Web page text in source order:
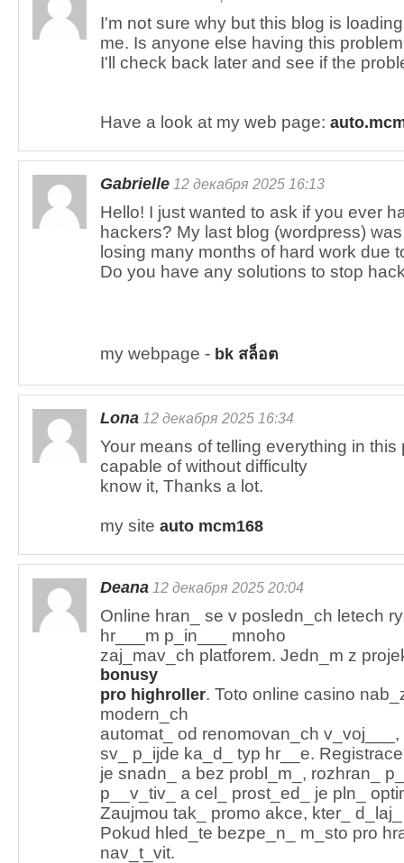
I'm not sure why but this blog is
me. Is anyone else having this
I'll check back later and see if the
Have a look at my web page:
Gabrielle 12 декабря 2025 16:13
Hello! I just wanted to ask if you ever
hackers? My last blog (wordpress)
losing many months of hard work due
Do you have any solutions to stop
my webpage - bk สล็อต
Lona 12 декабря 2025 16:34
Your means of telling everything in
capable of without difficulty
know it, Thanks a lot.
my site auto mcm168
Deana 12 декабря 2025 20:04
Online hran_ se v posledn_ch letech
hr___m p_in___ mnoho
zaj_mav_ch platforem. Jedn_m z
bonusy
pro highroller. Toto online casino
modern_ch
automat_ od renomovan_ch
sv_ p_ijde ka_d_ typ hr__e. Registrace
je snadn_ a bez probl_m_, rozhran_
p__v_tiv_ a cel_ prost_ed_ je pln_
Zaujmou tak_ promo akce, kter_
Pokud hled_te bezpe_n_ m_sto pro
nav_t_vit.